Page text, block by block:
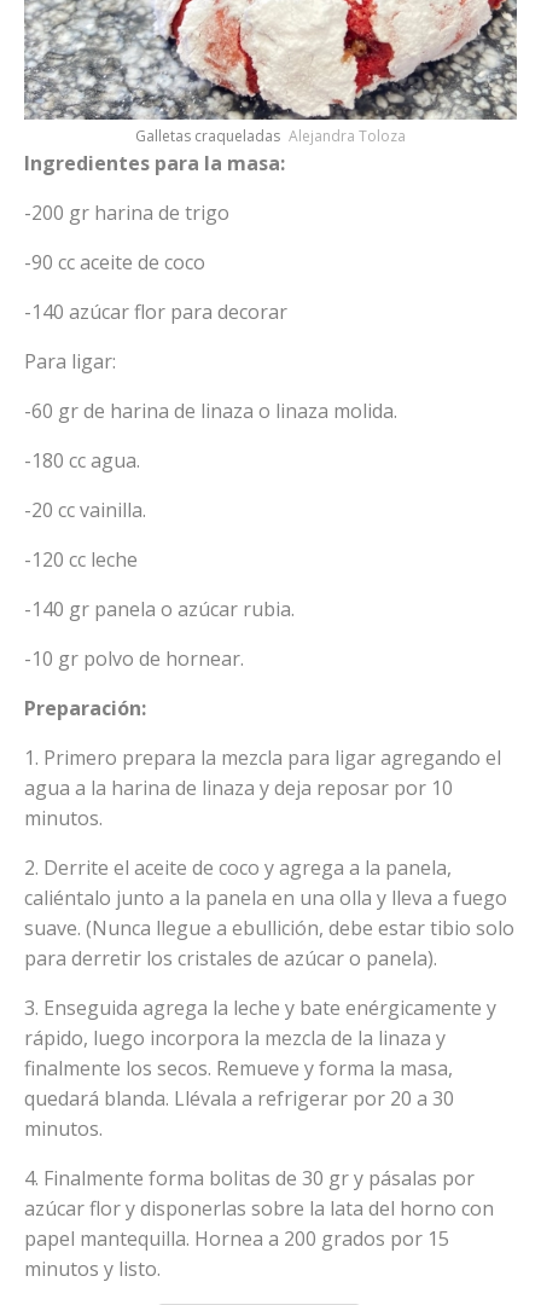
Galletas craqueladas Alejandra Toloza
Ingredientes para la masa:
-200 gr harina de trigo
-90 cc aceite de coco
-140 azúcar flor para decorar
Para ligar:
-60 gr de harina de linaza o linaza molida.
-180 cc agua.
-20 cc vainilla.
-120 cc leche
-140 gr panela o azúcar rubia.
-10 gr polvo de hornear.
Preparación:
1. Primero prepara la mezcla para ligar agregando el
agua a la harina de linaza y deja reposar por 10
minutos.
2. Derrite el aceite de coco y agrega a la panela,
caliéntalo junto a la panela en una olla y lleva a fuego
suave. (Nunca llegue a ebullición, debe estar tibio solo
para derretir los cristales de azúcar o panela).
3. Enseguida agrega la leche y bate enérgicamente y
rápido, luego incorpora la mezcla de la linaza y
finalmente los secos. Remueve y forma la masa,
quedará blanda. Llévala a refrigerar por 20 a 30
minutos.
4. Finalmente forma bolitas de 30 gr y pásalas por
azúcar flor y disponerlas sobre la lata del horno con
papel mantequilla. Hornea a 200 grados por 15
minutos y listo.